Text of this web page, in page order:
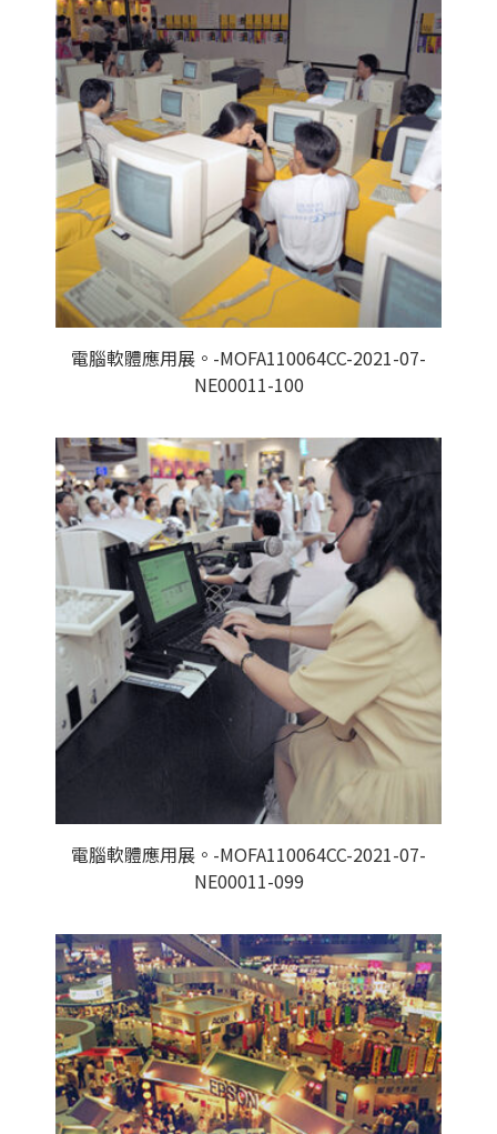
電腦軟體應用展。-MOFA110064CC-2021-07-
NE00011-100
電腦軟體應用展。-MOFA110064CC-2021-07-
NE00011-099